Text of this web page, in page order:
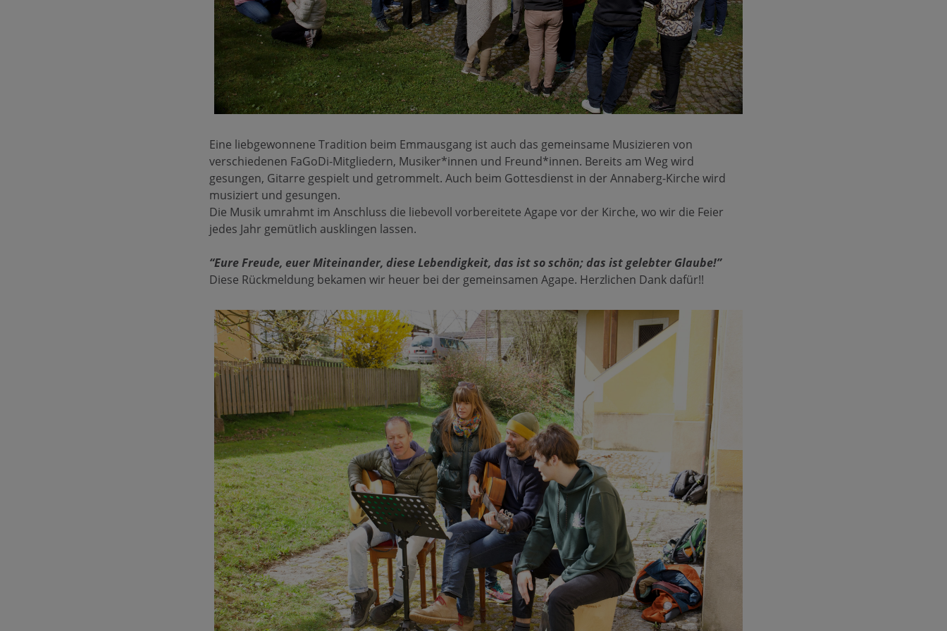
Eine liebgewonnene Tradition beim Emmausgang ist auch das gemeinsame Musizieren von
verschiedenen FaGoDi-Mitgliedern, Musiker*innen und Freund*innen. Bereits am Weg wird
gesungen, Gitarre gespielt und getrommelt. Auch beim Gottesdienst in der Annaberg-Kirche wird
musiziert und gesungen.
Die Musik umrahmt im Anschluss die liebevoll vorbereitete Agape vor der Kirche, wo wir die Feier
jedes Jahr gemütlich ausklingen lassen.
“Eure Freude, euer Miteinander, diese Lebendigkeit, das ist so schön; das ist gelebter Glaube!”
Diese Rückmeldung bekamen wir heuer bei der gemeinsamen Agape. Herzlichen Dank dafür!!